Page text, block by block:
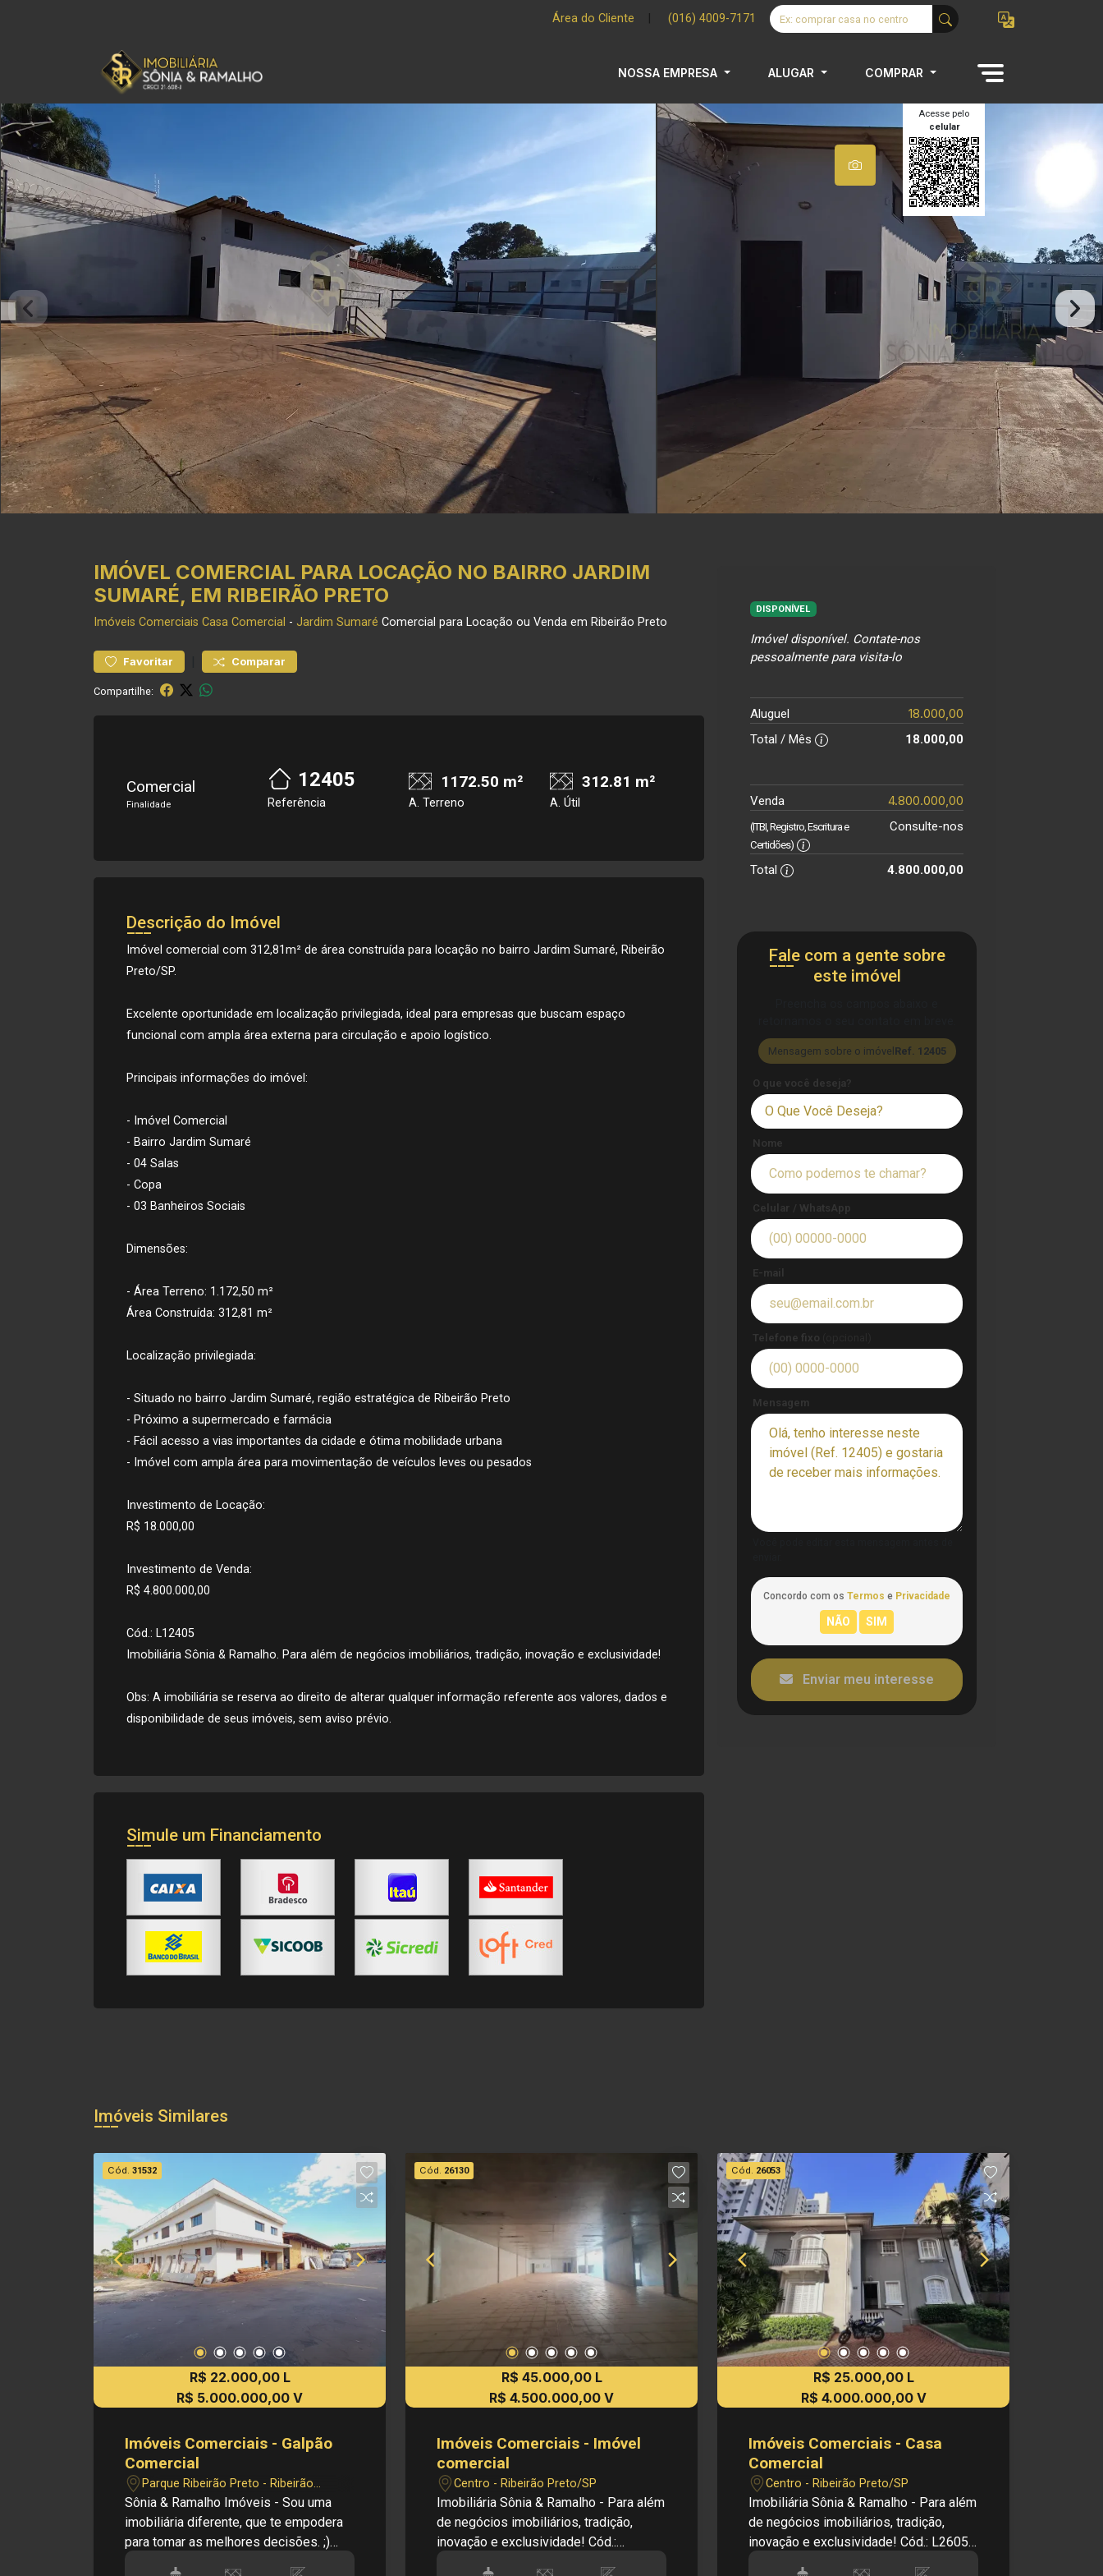
Área do Cliente (016) 4009-7171
NOSSA EMPRESA ALUGAR COMPRAR
Acesse pelo
celular
IMÓVEL COMERCIAL PARA LOCAÇÃO NO BAIRRO JARDIM
SUMARÉ, EM RIBEIRÃO PRETO
Imóveis Comerciais Casa Comercial - Jardim Sumaré Comercial para Locação ou Venda em Ribeirão Preto
Favoritar Comparar
Compartilhe:
Comercial
Finalidade
12405
Referência
1172.50 m²
A. Terreno
312.81 m²
A. Útil
Descrição do Imóvel
Imóvel comercial com 312,81m² de área construída para locação no bairro Jardim Sumaré, Ribeirão
Preto/SP.
Excelente oportunidade em localização privilegiada, ideal para empresas que buscam espaço
funcional com ampla área externa para circulação e apoio logístico.
Principais informações do imóvel:
- Imóvel Comercial
- Bairro Jardim Sumaré
- 04 Salas
- Copa
- 03 Banheiros Sociais
Dimensões:
- Área Terreno: 1.172,50 m²
Área Construída: 312,81 m²
Localização privilegiada:
- Situado no bairro Jardim Sumaré, região estratégica de Ribeirão Preto
- Próximo a supermercado e farmácia
- Fácil acesso a vias importantes da cidade e ótima mobilidade urbana
- Imóvel com ampla área para movimentação de veículos leves ou pesados
Investimento de Locação:
R$ 18.000,00
Investimento de Venda:
R$ 4.800.000,00
Cód.: L12405
Imobiliária Sônia & Ramalho. Para além de negócios imobiliários, tradição, inovação e exclusividade!
Obs: A imobiliária se reserva ao direito de alterar qualquer informação referente aos valores, dados e
disponibilidade de seus imóveis, sem aviso prévio.
Simule um Financiamento
DISPONÍVEL
Imóvel disponível. Contate-nos
pessoalmente para visita-lo
Aluguel 18.000,00
Total / Mês 18.000,00
Venda 4.800.000,00
(ITBI, Registro, Escritura e
Certidões)
Consulte-nos
Total 4.800.000,00
Fale com a gente sobre
este imóvel
Mensagem sobre o imóvel Ref. 12405
O que você deseja?
O Que Você Deseja?
Nome
Celular / WhatsApp
E-mail
Telefone fixo
Mensagem
Concordo com os Termos e Privacidade
Enviar meu interesse
Imóveis Similares
Cód. 31532
R$ 22.000,00 L
R$ 5.000.000,00 V
Imóveis Comerciais - Galpão
Comercial
Parque Ribeirão Preto - Ribeirão
Preto/SP
Sônia & Ramalho Imóveis - Sou uma
imobiliária diferente, que te empodera
para tomar as melhores decisões. ;)
Cód. 26130
R$ 45.000,00 L
R$ 4.500.000,00 V
Imóveis Comerciais - Imóvel
comercial
Centro - Ribeirão Preto/SP
Imobiliária Sônia & Ramalho - Para além
de negócios imobiliários, tradição,
inovação e exclusividade! Cód.:
Cód. 26053
R$ 25.000,00 L
R$ 4.000.000,00 V
Imóveis Comerciais - Casa
Comercial
Centro - Ribeirão Preto/SP
Imobiliária Sônia & Ramalho - Para além
de negócios imobiliários, tradição,
inovação e exclusividade! Cód.: L26053